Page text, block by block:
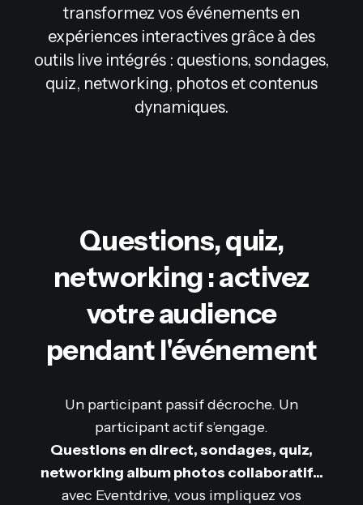
transformez vos événements en
expériences interactives grâce à des
outils live intégrés : questions, sondages,
quiz, networking, photos et contenus
dynamiques.
Questions, quiz,
networking : activez
votre audience
pendant l'événement
Un participant passif décroche. Un
participant actif s’engage.
Questions en direct, sondages, quiz,
networking album photos collaboratif...
avec Eventdrive, vous impliquez vos